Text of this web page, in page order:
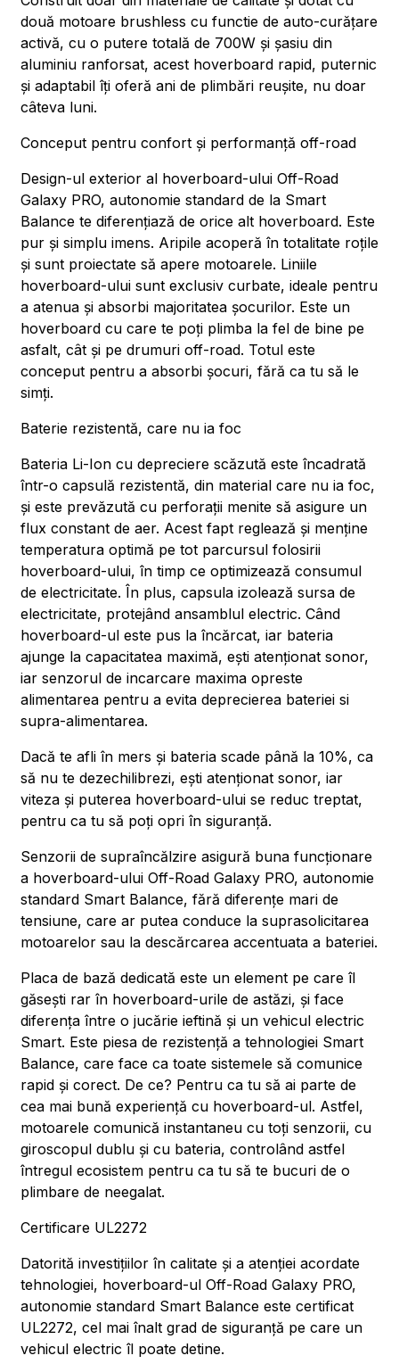
două motoare brushless cu functie de auto-curățare
activă, cu o putere totală de 700W și șasiu din
aluminiu ranforsat, acest hoverboard rapid, puternic
și adaptabil îți oferă ani de plimbări reușite, nu doar
câteva luni.
Conceput pentru confort și performanță off-road
Design-ul exterior al hoverboard-ului Off-Road
Galaxy PRO, autonomie standard de la Smart
Balance te diferențiază de orice alt hoverboard. Este
pur și simplu imens. Aripile acoperă în totalitate roțile
și sunt proiectate să apere motoarele. Liniile
hoverboard-ului sunt exclusiv curbate, ideale pentru
a atenua și absorbi majoritatea șocurilor. Este un
hoverboard cu care te poți plimba la fel de bine pe
asfalt, cât și pe drumuri off-road. Totul este
conceput pentru a absorbi șocuri, fără ca tu să le
simți.
Baterie rezistentă, care nu ia foc
Bateria Li-Ion cu depreciere scăzută este încadrată
într-o capsulă rezistentă, din material care nu ia foc,
și este prevăzută cu perforații menite să asigure un
flux constant de aer. Acest fapt reglează și menține
temperatura optimă pe tot parcursul folosirii
hoverboard-ului, în timp ce optimizează consumul
de electricitate. În plus, capsula izolează sursa de
electricitate, protejând ansamblul electric. Când
hoverboard-ul este pus la încărcat, iar bateria
ajunge la capacitatea maximă, ești atenționat sonor,
iar senzorul de incarcare maxima opreste
alimentarea pentru a evita deprecierea bateriei si
supra-alimentarea.
Dacă te afli în mers și bateria scade până la 10%, ca
să nu te dezechilibrezi, ești atenționat sonor, iar
viteza și puterea hoverboard-ului se reduc treptat,
pentru ca tu să poți opri în siguranță.
Senzorii de supraîncălzire asigură buna funcționare
a hoverboard-ului Off-Road Galaxy PRO, autonomie
standard Smart Balance, fără diferențe mari de
tensiune, care ar putea conduce la suprasolicitarea
motoarelor sau la descărcarea accentuata a bateriei.
Placa de bază dedicată este un element pe care îl
găsești rar în hoverboard-urile de astăzi, și face
diferența între o jucărie ieftină și un vehicul electric
Smart. Este piesa de rezistență a tehnologiei Smart
Balance, care face ca toate sistemele să comunice
rapid și corect. De ce? Pentru ca tu să ai parte de
cea mai bună experiență cu hoverboard-ul. Astfel,
motoarele comunică instantaneu cu toți senzorii, cu
giroscopul dublu și cu bateria, controlând astfel
întregul ecosistem pentru ca tu să te bucuri de o
plimbare de neegalat.
Certificare UL2272
Datorită investițiilor în calitate și a atenției acordate
tehnologiei, hoverboard-ul Off-Road Galaxy PRO,
autonomie standard Smart Balance este certificat
UL2272, cel mai înalt grad de siguranță pe care un
vehicul electric îl poate detine.